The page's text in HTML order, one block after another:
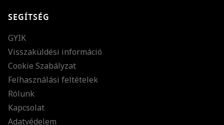
SEGÍTSÉG
GYIK
Visszaküldési információ
Cookie Szabályzat
Felhasználási feltételek
Rólunk
Kapcsolat
Adatvédelem